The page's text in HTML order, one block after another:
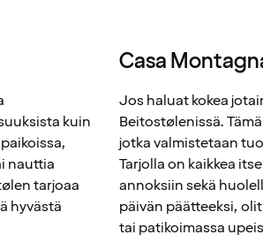
kuin
nauttia
tarjoaa
hyvästä
Casa
Jos haluat kokea
Beitostølenissä.
jotka valmistetaan
Tarjolla on kaikkea
annoksiin sekä
päivän päätteeksi,
tai patikoimassa